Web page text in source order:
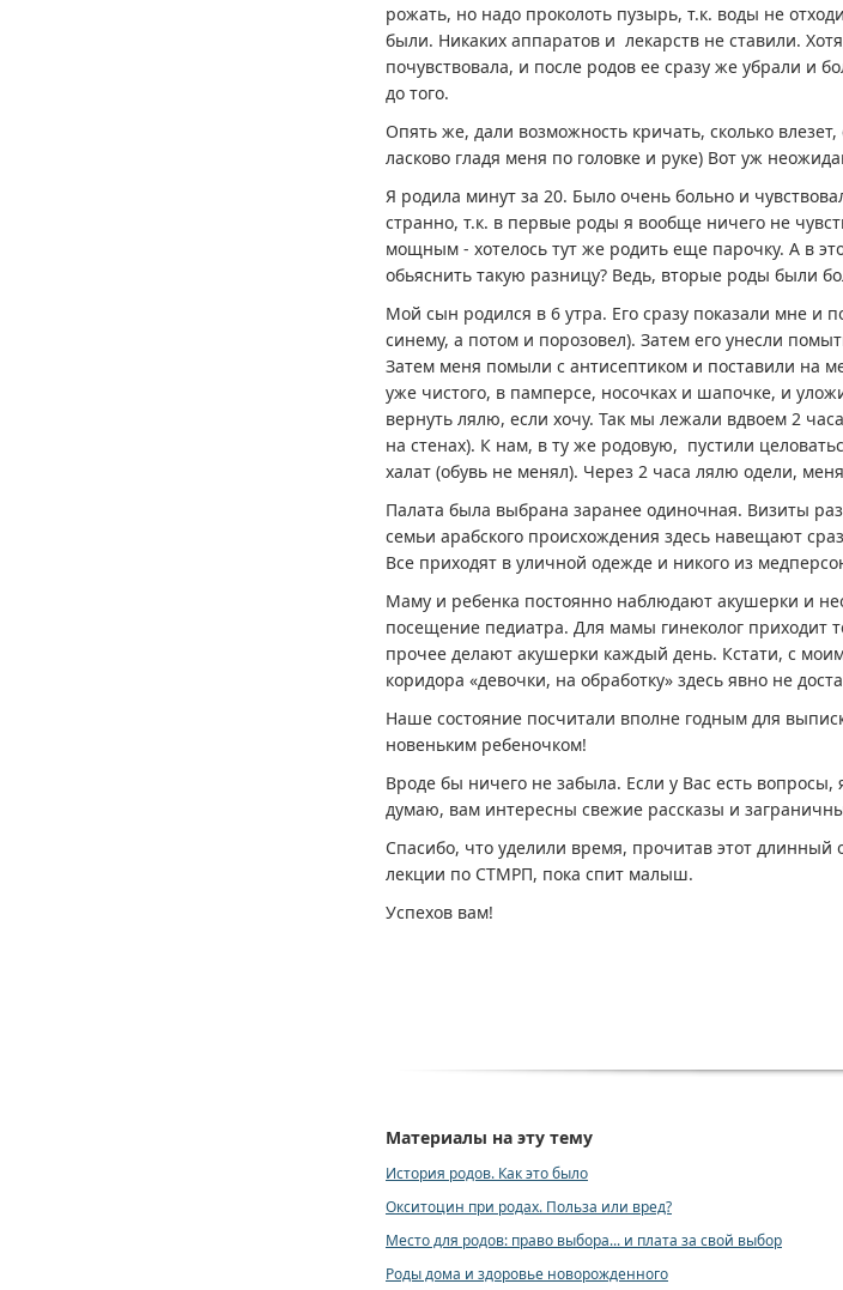
рожать, но надо проколоть пузырь, т.к. воды не
были. Никаких аппаратов и лекарств не ставили.
почувствовала, и после родов ее сразу же убрали и
до того.
Опять же, дали возможность кричать, сколько
ласково гладя меня по головке и руке) Вот уж
Я родила минут за 20. Было очень больно и
странно, т.к. в первые роды я вообще ничего не
мощным - хотелось тут же родить еще парочку. А в
обьяснить такую разницу? Ведь, вторые роды были
Мой сын родился в 6 утра. Его сразу показали мне и
синему, а потом и порозовел). Затем его унесли
Затем меня помыли с антисептиком и поставили на
уже чистого, в памперсе, носочках и шапочке, и
вернуть лялю, если хочу. Так мы лежали вдвоем 2
на стенах). К нам, в ту же родовую, пустили
халат (обувь не менял). Через 2 часа лялю одели,
Палата была выбрана заранее одиночная. Визиты
семьи арабского происхождения здесь навещают
Все приходят в уличной одежде и никого из
Маму и ребенка постоянно наблюдают акушерки и
посещение педиатра. Для мамы гинеколог приходит
прочее делают акушерки каждый день. Кстати, с
коридора «девочки, на обработку» здесь явно не
Наше состояние посчитали вполне годным для
новеньким ребеночком!
Вроде бы ничего не забыла. Если у Вас есть
думаю, вам интересны свежие рассказы и
Спасибо, что уделили время, прочитав этот
лекции по СТМРП, пока спит малыш.
Успехов вам!
Материалы на эту тему
История родов. Как это было
Окситоцин при родах. Польза или вред?
Место для родов: право выбора... и плата за свой выбор
Роды дома и здоровье новорожденного